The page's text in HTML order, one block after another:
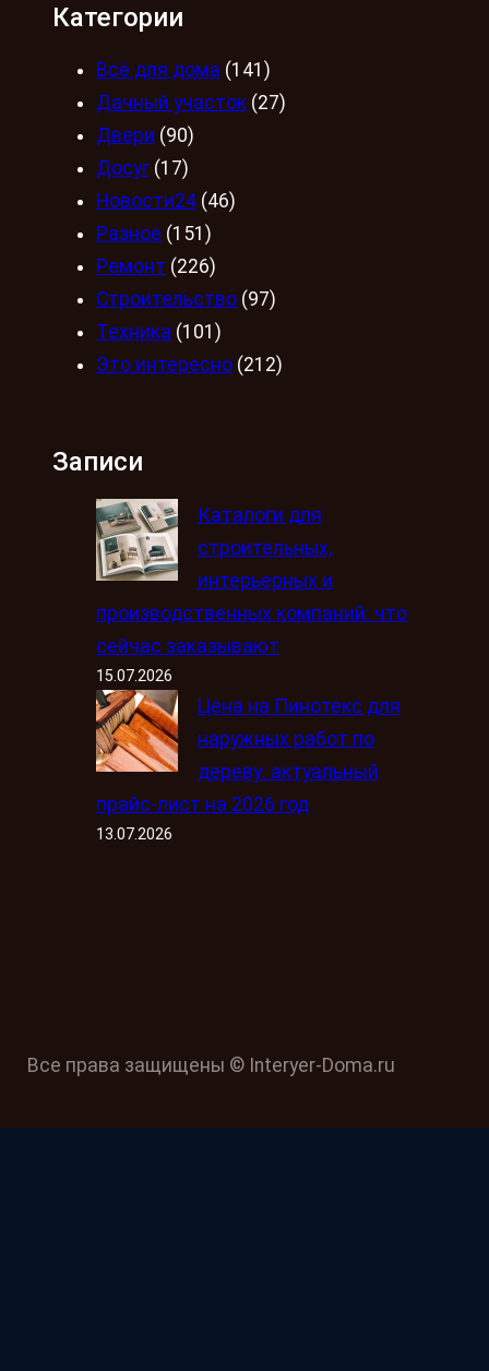
Категории
Всё для дома (141)
Дачный участок (27)
Двери (90)
Досуг (17)
Новости24 (46)
Разное (151)
Ремонт (226)
Строительство (97)
Техника (101)
Это интересно (212)
Записи
Каталоги для
строительных,
интерьерных и
производственных компаний: что
сейчас заказывают
15.07.2026
Цена на Пинотекс для
наружных работ по
дереву: актуальный
прайс-лист на 2026 год
13.07.2026
Все права защищены © Interyer-Doma.ru